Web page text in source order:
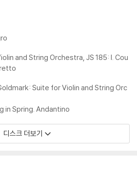
and String Orchestra, JS 185: I. Cou
Suite for Violin and String Orc
in Spring. Andantino
디스크 더보기